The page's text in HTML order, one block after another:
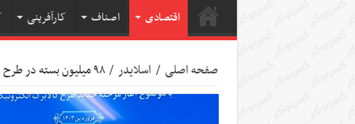
اقتصادی اصناف کارآفرینی
صفحه اصلی / اسلایدر / ۹۸ میلیون بسته در طرح فجرانه توزیع شد/ هدایت ۸۷ هزار میلیارد تومان به سفره مردم